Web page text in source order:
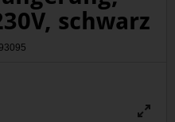
schwarz